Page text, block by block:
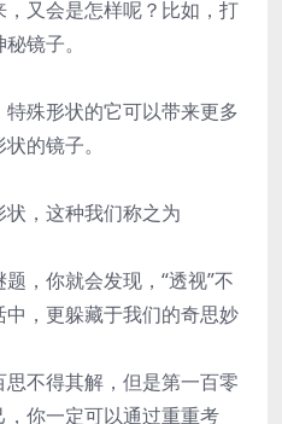
又会是怎样呢？比如，打
镜子。
殊形状的它可以带来更多
的镜子。
，这种我们称之为
，你就会发现，“透视”不
，更躲藏于我们的奇思妙
不得其解，但是第一百零
你一定可以通过重重考